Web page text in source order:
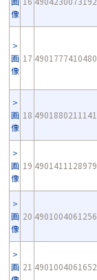
像
画
像
17 4901777410480
画
像
18 4901880211141
画
像
19 4901411128979
画
像
20 4901004061256
画 21 4901004061652